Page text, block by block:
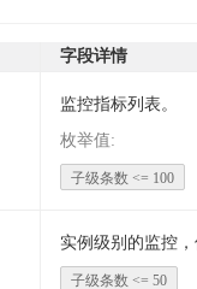
字段详情
监控指标列表。
枚举值:
子级条数 <= 100
实例级别的监控
子级条数 <= 50